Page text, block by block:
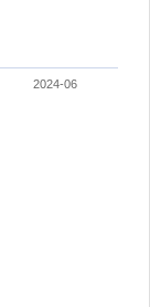
2024-06